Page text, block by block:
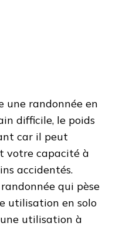
une randonnée en
difficile, le poids
car il peut
votre capacité à
accidentés.
qui pèse
utilisation en solo
utilisation à